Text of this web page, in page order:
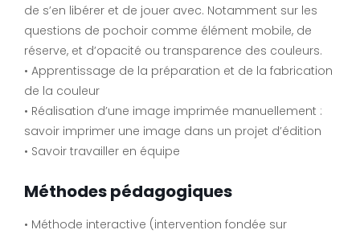
de s’en libérer et de jouer avec. Notamment sur les
questions de pochoir comme élément mobile, de
réserve, et d’opacité ou transparence des couleurs.
• Apprentissage de la préparation et de la fabrication
de la couleur
• Réalisation d’une image imprimée manuellement :
savoir imprimer une image dans un projet d’édition
• Savoir travailler en équipe
Méthodes pédagogiques
• Méthode interactive (intervention fondée sur